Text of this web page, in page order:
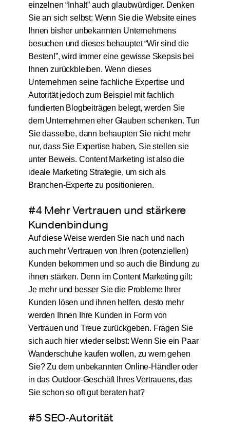
einzelnen “Inhalt” auch glaubwürdiger. Denken
Sie an sich selbst: Wenn Sie die Website eines
Ihnen bisher unbekannten Unternehmens
besuchen und dieses behauptet “Wir sind die
Besten!”, wird immer eine gewisse Skepsis bei
Ihnen zurückbleiben. Wenn dieses
Unternehmen seine fachliche Expertise und
Autorität jedoch zum Beispiel mit fachlich
fundierten Blogbeiträgen belegt, werden Sie
dem Unternehmen eher Glauben schenken. Tun
Sie dasselbe, dann behaupten Sie nicht mehr
nur, dass Sie Expertise haben, Sie stellen sie
unter Beweis. Content Marketing ist also die
ideale Marketing Strategie, um sich als
Branchen-Experte zu positionieren.
#4 Mehr Vertrauen und stärkere
Kundenbindung
Auf diese Weise werden Sie nach und nach
auch mehr Vertrauen von Ihren (potenziellen)
Kunden bekommen und so auch die Bindung zu
ihnen stärken. Denn im Content Marketing gilt:
Je mehr und besser Sie die Probleme Ihrer
Kunden lösen und ihnen helfen, desto mehr
werden Ihnen Ihre Kunden in Form von
Vertrauen und Treue zurückgeben. Fragen Sie
sich auch hier wieder selbst: Wenn Sie ein Paar
Wanderschuhe kaufen wollen, zu wem gehen
Sie? Zu dem unbekannten Online-Händler oder
in das Outdoor-Geschäft Ihres Vertrauens, das
Sie schon so oft gut beraten hat?
#5 SEO-Autorität